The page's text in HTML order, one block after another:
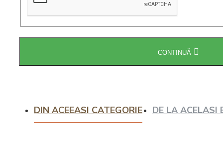
Storcatoare pentru
Fructe si Legume
Intretinere
CONTINUĂ
DIN ACEEASI CATEGORIE DE LA ACELASI